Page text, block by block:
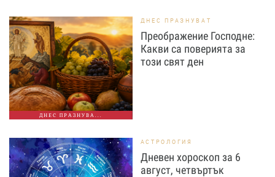
ДНЕС ПРАЗНУВА...
ДНЕС ПРАЗНУВАТ
Преображение Господне:
Какви са поверията за
този свят ден
АСТРОЛОГИЯ
Дневен хороскоп за 6
август, четвъртък